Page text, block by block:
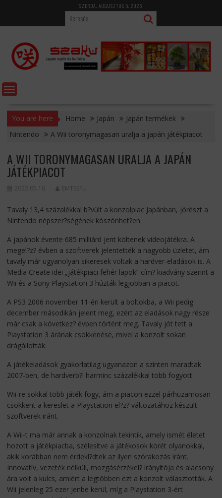
content
SZERDA, AUGUSZTUS 5, 2026
You are here Home Japán
Japán termékek
Nintendo
A Wii toronymagasan uralja a japán játékpiacot
A WII TORONYMAGASAN URALJA A JAPÁN
JÁTÉKPIACOT
2022.05.10. EMTEEFU
Tavaly 13,4 százalékkal b?vült a konzolpiac Japánban, jórészt a
Nintendo népszer?ségének köszönhet?en.
A japánok évente 685 milliárd jent költenek videojátékra. A
megel?z? évben a szoftverek jelentették a nagyobb üzletet, ám
tavaly már ugyanolyan sikeresek voltak a hardver-eladások is. A
Media Create idei „játékpiaci fehér lapok” cím? kiadvány szerint a
Wii és a Sony Playstation 3 húzták legjobban a piacot.
A PS3 2006 november 11-én került a boltokba, a Wii pedig
december másodikán jelent meg, ezért az eladások nagy része
már csak a következ? évben történt meg. Tavaly jót tett a
Playstation 3 árának csökkenése, mivel a konzolt sokan
drágállották.
A játékeladások gyakorlatilag ugyanazon a szinten maradtak
2007-ben, de hardverb?l harminc százalékkal több fogyott.
Wii-re sokkal több játék fogy, ám a piacon ezzel párhuzamosan
csökkent a kereslet a Playstation el?z? változatához készült
szoftverek iránt.
A Wii-t ma már annak a konzolnak tekintik, amely ismét életet
hozott a játékpiacba, szélesítve a játékosok körét olyanokkal,
akik korábban nem érdekl?dtek az ilyen szórakozás iránt.
Innovatív, vezeték nélküli, mozgásérzékel? irányítója és alacsony
ára volt a kulcs, amiért a legtöbben ezt a konzolt választották. A
Wii jelenleg 25 ezer jenbe kerül, míg a Playstation 3-ért